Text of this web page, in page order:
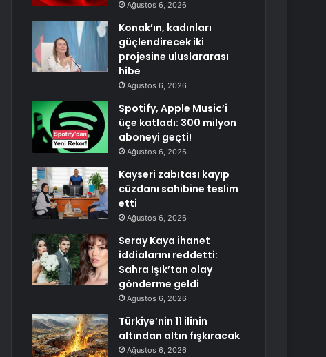
Ağustos 6, 2026
Konak’ın, kadınları
güçlendirecek iki
projesine uluslararası
hibe
Ağustos 6, 2026
Spotify, Apple Music’i
üçe katladı: 300 milyon
aboneyi geçti!
Ağustos 6, 2026
Kayseri zabıtası kayıp
cüzdanı sahibine teslim
etti
Ağustos 6, 2026
Seray Kaya ihanet
iddialarını reddetti:
Sahra Işık’tan olay
gönderme geldi
Ağustos 6, 2026
Türkiye’nin 11 ilinin
altından altın fışkıracak
Ağustos 6, 2026